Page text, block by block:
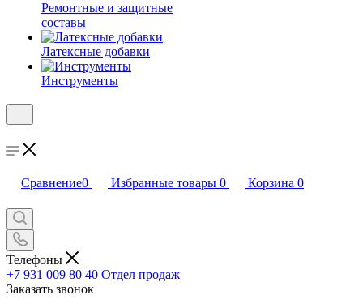
Ремонтные и защитные
составы
Латексные добавки
Инструменты
Сравнение0 Избранные товары 0 Корзина 0
Телефоны
+7 931 009 80 40 Отдел продаж
Заказать звонок